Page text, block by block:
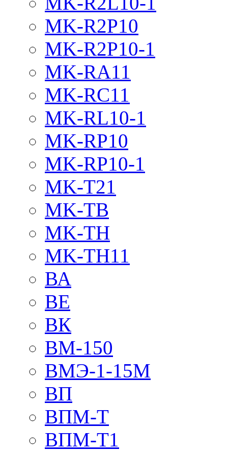
MK-R2P10
MK-R2P10-1
MK-RA11
MK-RC11
MK-RL10-1
MK-RP10
MK-RP10-1
MK-T21
MK-TB
MK-TH
MK-TH11
ВА
ВЕ
ВК
ВМ-150
ВМЭ-1-15М
ВП
ВПМ-Т
ВПМ-Т1